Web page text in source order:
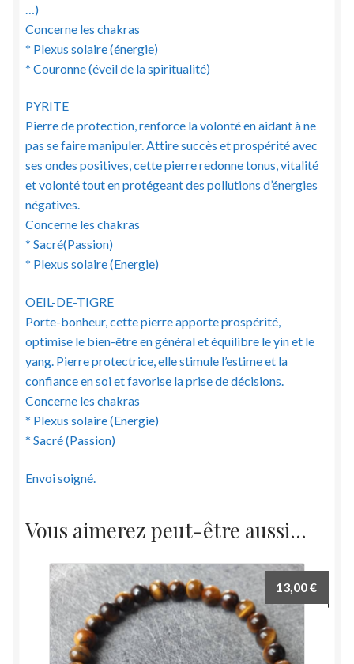
…)
Concerne les chakras
* Plexus solaire (énergie)
* Couronne (éveil de la spiritualité)
PYRITE
Pierre de protection, renforce la volonté en aidant à ne
pas se faire manipuler. Attire succès et prospérité avec
ses ondes positives, cette pierre redonne tonus, vitalité
et volonté tout en protégeant des pollutions d’énergies
négatives.
Concerne les chakras
* Sacré(Passion)
* Plexus solaire (Energie)
OEIL-DE-TIGRE
Porte-bonheur, cette pierre apporte prospérité,
optimise le bien-être en général et équilibre le yin et le
yang. Pierre protectrice, elle stimule l’estime et la
confiance en soi et favorise la prise de décisions.
Concerne les chakras
* Plexus solaire (Energie)
* Sacré (Passion)
Envoi soigné.
Vous aimerez peut-être aussi…
13,00€